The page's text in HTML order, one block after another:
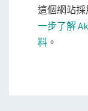
這個網站採
一步了解
料 。